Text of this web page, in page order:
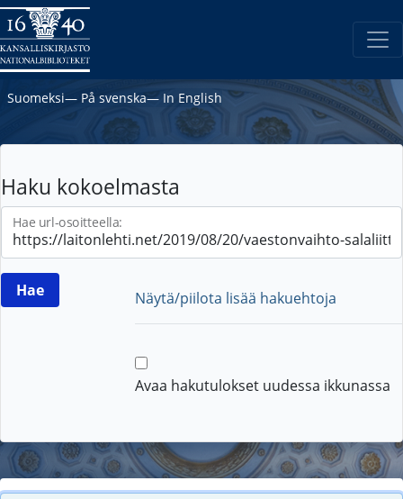
Suomeksi― På svenska― In English
Haku kokoelmasta
Hae url-osoitteella:
Näytä/piilota lisää hakuehtoja
Avaa hakutulokset uudessa ikkunassa